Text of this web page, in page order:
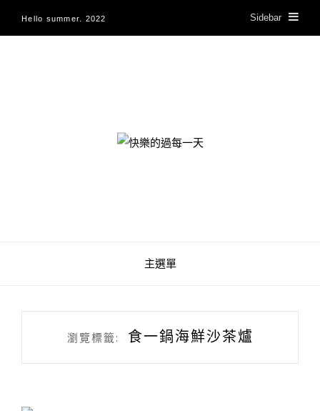
Hello summer. 2022 Sidebar
快樂的過每一天
主選單
瀏覽標籤: 食一鍋海鮮沙茶爐